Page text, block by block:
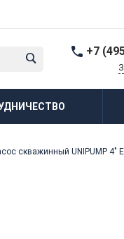
+7
г.
Пн-Пт:
скважинный UNIPUMP 4"